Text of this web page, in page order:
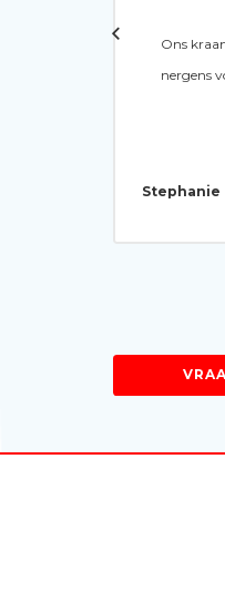
Ons
nergens
Stephanie